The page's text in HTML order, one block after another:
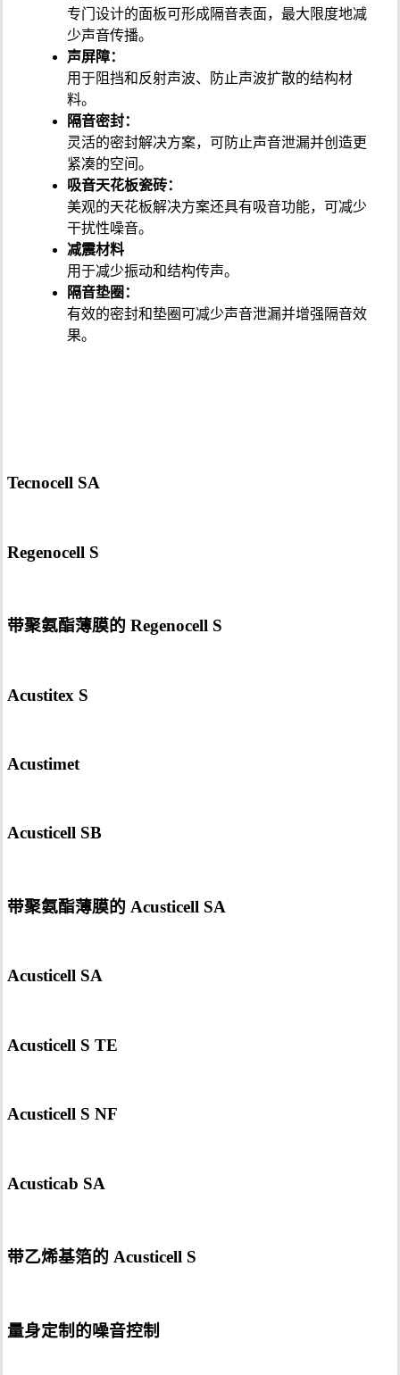
专门设计的面板可形成隔音表面，最大限度地减
少声音传播。
声屏障：
用于阻挡和反射声波、防止声波扩散的结构材
料。
隔音密封：
灵活的密封解决方案，可防止声音泄漏并创造更
紧凑的空间。
吸音天花板瓷砖：
美观的天花板解决方案还具有吸音功能，可减少
干扰性噪音。
减震材料
用于减少振动和结构传声。
隔音垫圈：
有效的密封和垫圈可减少声音泄漏并增强隔音效
果。
Tecnocell SA
Regenocell S
带聚氨酯薄膜的 Regenocell S
Acustitex S
Acustimet
Acusticell SB
带聚氨酯薄膜的 Acusticell SA
Acusticell SA
Acusticell S TE
Acusticell S NF
Acusticab SA
带乙烯基箔的 Acusticell S
量身定制的噪音控制